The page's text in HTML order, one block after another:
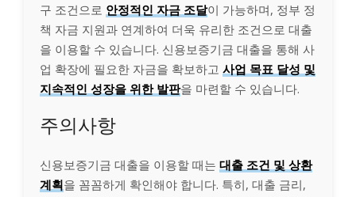
구 조건으로 안정적인 자금 조달이 가능하며, 정부 정
책 자금 지원과 연계하여 더욱 유리한 조건으로 대출
을 이용할 수 있습니다. 신용보증기금 대출을 통해 사
업 확장에 필요한 자금을 확보하고 사업 목표 달성 및
지속적인 성장을 위한 발판을 마련할 수 있습니다.
주의사항
신용보증기금 대출을 이용할 때는 대출 조건 및 상환
계획을 꼼꼼하게 확인해야 합니다. 특히, 대출 금리,